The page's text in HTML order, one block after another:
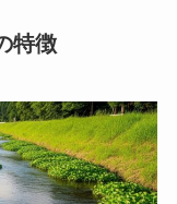
特徴